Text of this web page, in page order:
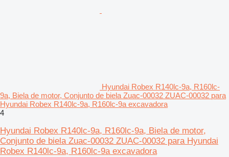
Hyundai Robex R140lc-9a, R160lc-
9a, Biela de motor, Conjunto de biela Zuac-00032 ZUAC-00032 para
Hyundai Robex R140lc-9a, R160lc-9a excavadora
4
Hyundai Robex R140lc-9a, R160lc-9a, Biela de motor,
Conjunto de biela Zuac-00032 ZUAC-00032 para Hyundai
Robex R140lc-9a, R160lc-9a excavadora